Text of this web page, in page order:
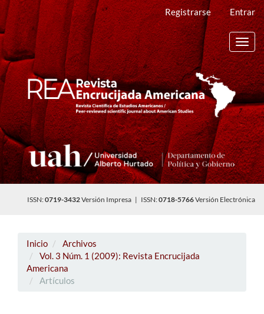
Navegación
principal
Contenido
principal
Barra
lateral
Registrarse Entrar
ISSN:0719-3432Versión Impresa | ISSN:0718-5766Versión Electrónica
Inicio
Archivos
Vol. 3 Núm. 1 (2009): Revista Encrucijada
Americana
Artículos